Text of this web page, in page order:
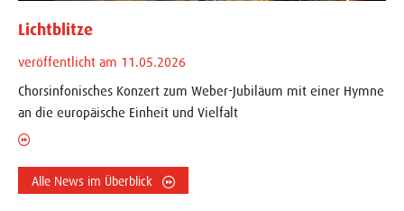
Lichtblitze
veröffentlicht am 11.05.2026
Chorsinfonisches Konzert zum Weber-Jubiläum mit einer Hymne
an die europäische Einheit und Vielfalt
Alle News im Überblick